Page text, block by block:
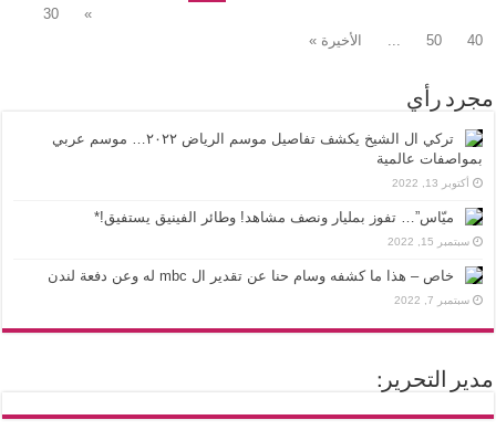
»
30
40
50 الأخيرة »
مجرد رأي
تركي ال الشيخ يكشف تفاصيل موسم الرياض ٢٠٢٢… موسم عربي
بمواصفات عالمية
أكتوبر 13, 2022
ميّاس”… تفوز بمليار ونصف مشاهد! وطائر الفينيق يستفيق!*
سبتمبر 15, 2022
خاص – هذا ما كشفه وسام حنا عن تقدير ال mbc له وعن دفعة لندن
سبتمبر 7, 2022
مدير التحرير: